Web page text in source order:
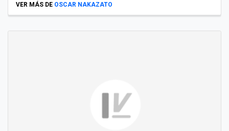
VER MÁS DE OSCAR NAKAZATO